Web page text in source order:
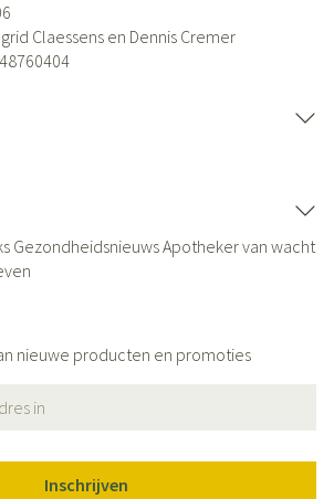
Claessens en Dennis Cremer
GezondheidsnieuwsApotheker van wacht
nieuwe producten en promoties
Inschrijven